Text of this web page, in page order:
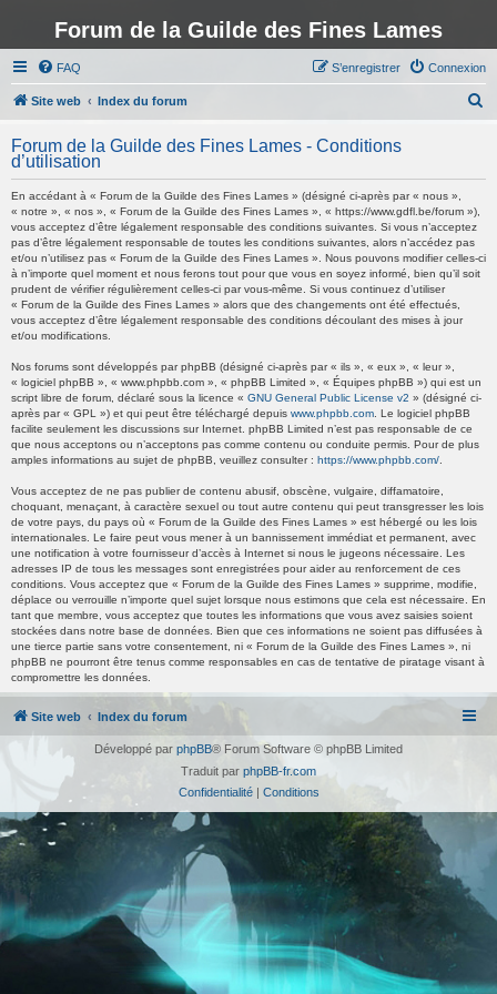
Forum de la Guilde des Fines Lames
FAQ Connexion
S’enregistrer
Site web Index du forum
h
c
Forum de la Guilde des Fines Lames - Conditions
d’utilisation
En accédant à « Forum de la Guilde des Fines Lames » (désigné ci-après par « nous »,
« notre », « nos », « Forum de la Guilde des Fines Lames », « https://www.gdfl.be/forum »),
vous acceptez d’être légalement responsable des conditions suivantes. Si vous n’acceptez
pas d’être légalement responsable de toutes les conditions suivantes, alors n’accédez pas
et/ou n’utilisez pas « Forum de la Guilde des Fines Lames ». Nous pouvons modifier celles-ci
à n’importe quel moment et nous ferons tout pour que vous en soyez informé, bien qu’il soit
prudent de vérifier régulièrement celles-ci par vous-même. Si vous continuez d’utiliser
« Forum de la Guilde des Fines Lames » alors que des changements ont été effectués,
vous acceptez d’être légalement responsable des conditions découlant des mises à jour
et/ou modifications.
Nos forums sont développés par phpBB (désigné ci-après par « ils », « eux », « leur »,
« logiciel phpBB », « www.phpbb.com », « phpBB Limited », « Équipes phpBB ») qui est un
script libre de forum, déclaré sous la licence « GNU General Public License v2 » (désigné ci-
après par « GPL ») et qui peut être téléchargé depuis www.phpbb.com . Le logiciel phpBB
facilite seulement les discussions sur Internet. phpBB Limited n’est pas responsable de ce
que nous acceptons ou n’acceptons pas comme contenu ou conduite permis. Pour de plus
amples informations au sujet de phpBB, veuillez consulter : https://www.phpbb.com/
Vous acceptez de ne pas publier de contenu abusif, obscène, vulgaire, diffamatoire,
choquant, menaçant, à caractère sexuel ou tout autre contenu qui peut transgresser les lois
de votre pays, du pays où « Forum de la Guilde des Fines Lames » est hébergé ou les lois
internationales. Le faire peut vous mener à un bannissement immédiat et permanent, avec
une notification à votre fournisseur d’accès à Internet si nous le jugeons nécessaire. Les
adresses IP de tous les messages sont enregistrées pour aider au renforcement de ces
conditions. Vous acceptez que « Forum de la Guilde des Fines Lames » supprime, modifie,
déplace ou verrouille n’importe quel sujet lorsque nous estimons que cela est nécessaire. En
tant que membre, vous acceptez que toutes les informations que vous avez saisies soient
stockées dans notre base de données. Bien que ces informations ne soient pas diffusées à
une tierce partie sans votre consentement, ni « Forum de la Guilde des Fines Lames », ni
phpBB ne pourront être tenus comme responsables en cas de tentative de piratage visant à
compromettre les données.
Site web Index du forum
Développé par phpBB® Forum Software © phpBB Limited
Traduit par phpBB-fr.com
Confidentialité| Conditions